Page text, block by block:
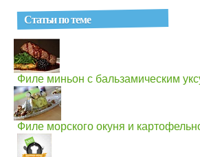
Статьи по теме
Филе миньон с бальзамическим
Филе морского окуня и